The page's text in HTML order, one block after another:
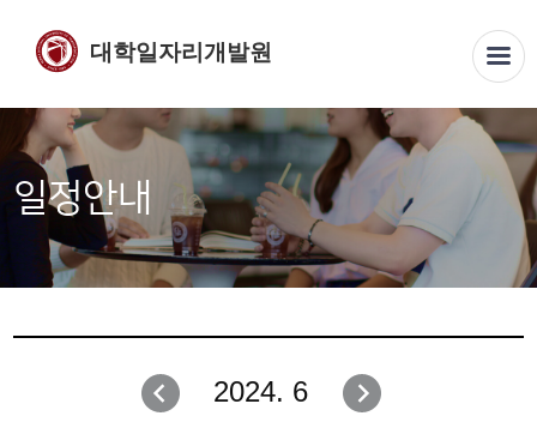
대학일자리개발원
일정안내
2024. 6